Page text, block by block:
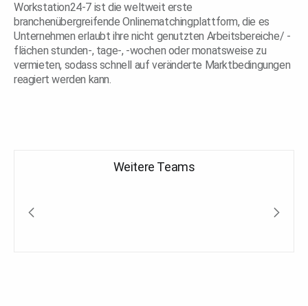
Workstation24-7 ist die weltweit erste
branchenübergreifende Onlinematchingplattform, die es
Unternehmen erlaubt ihre nicht genutzten Arbeitsbereiche/ -
flächen stunden-, tage-, -wochen oder monatsweise zu
vermieten, sodass schnell auf veränderte Marktbedingungen
reagiert werden kann.
Weitere Teams